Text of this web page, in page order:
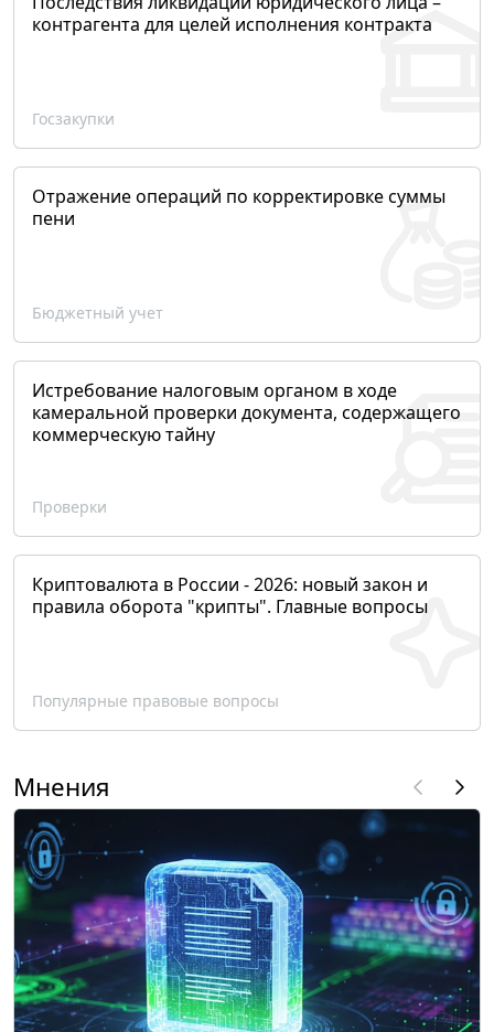
контрагента для целей исполнения контракта
Госзакупки
Отражение операций по корректировке суммы
пени
Бюджетный учет
Истребование налоговым органом в ходе
камеральной проверки документа, содержащего
коммерческую тайну
Проверки
Криптовалюта в России - 2026: новый закон и
правила оборота "крипты". Главные вопросы
Популярные правовые вопросы
Мнения